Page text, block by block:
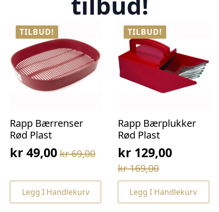
TILBUD!
Rapp Bærrenser
Rød Plast
kr69,00
Opprinnelig
var:
kr 69,00.
kr 49,00
Nåværende
er:
kr 49,00.
Legg I Handlekurv
TILBUD!
Rapp Bærplukker
Rød Plast
kr169,00
Opprinnelig
pris
var:
kr129,00
Nåværende
pris
er:Legg I Handlekurv